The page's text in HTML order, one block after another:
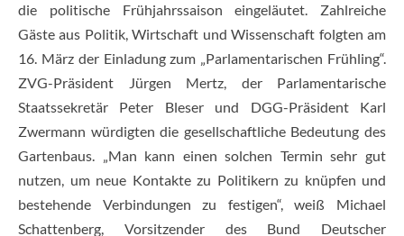
die politische Frühjahrssaison eingeläutet. Zahlreiche
Gäste aus Politik, Wirtschaft und Wissenschaft folgten am
16. März der Einladung zum „Parlamentarischen Frühling“.
ZVG-Präsident Jürgen Mertz, der Parlamentarische
Staatssekretär Peter Bleser und DGG-Präsident Karl
Zwermann würdigten die gesellschaftliche Bedeutung des
Gartenbaus. „Man kann einen solchen Termin sehr gut
nutzen, um neue Kontakte zu Politikern zu knüpfen und
bestehende Verbindungen zu festigen“, weiß Michael
Schattenberg, Vorsitzender des Bund Deutscher